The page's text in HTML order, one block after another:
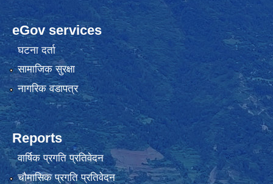
eGov services
घटना दर्ता
सामाजिक सुरक्षा
नागरिक वडापत्र
Reports
वार्षिक प्रगति प्रतिवेदन
चौमासिक प्रगति प्रतिवेदन